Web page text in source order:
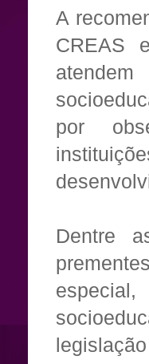
A
CREAS
por
Dentre